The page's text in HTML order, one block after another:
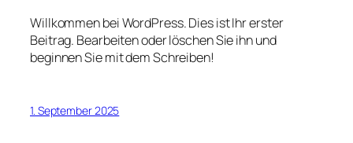
Willkommen bei WordPress. Dies ist Ihr erster
Beitrag. Bearbeiten oder löschen Sie ihn und
beginnen Sie mit dem Schreiben!
1. September 2025